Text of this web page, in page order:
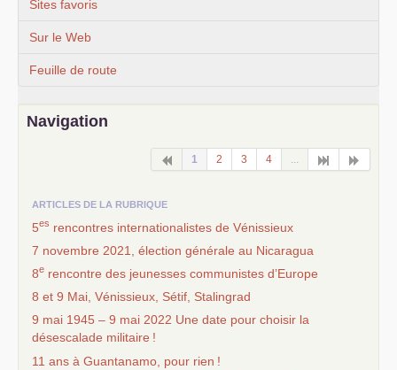
Sites favoris
Sur le Web
Feuille de route
Navigation
1 2 3 4
ARTICLES DE LA RUBRIQUE
5es rencontres internationalistes de Vénissieux
7 novembre 2021, élection générale au Nicaragua
8e rencontre des jeunesses communistes d’Europe
8 et 9 Mai, Vénissieux, Sétif, Stalingrad
9 mai 1945 – 9 mai 2022 Une date pour choisir la
désescalade militaire !
11 ans à Guantanamo, pour rien !